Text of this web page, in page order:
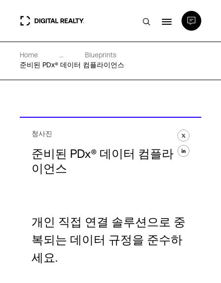
데이터 센터
전문성 및 리소스
Language
로그인
Home ...
Blueprints
준비된 PDx® 데이터 컴플라이언스
청사진
준비된 PDx® 데이터 컴플라
이언스
개인 직접 연결 솔루션으로 중
복되는 데이터 규정을 준수하
세요.